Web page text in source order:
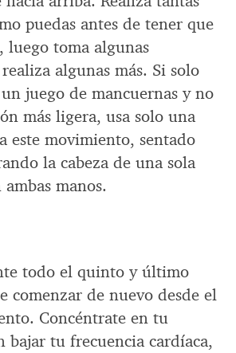
puedas antes de tener que
luego toma algunas
algunas más. Si solo
juego de mancuernas y no
más ligera, usa solo una
este movimiento, sentado
la cabeza de una sola
manos.
todo el quinto y último
comenzar de nuevo desde el
Concéntrate en tu
bajar tu frecuencia cardíaca,